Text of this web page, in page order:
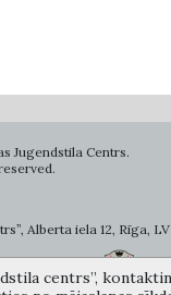
Jugendstila Centrs.
Alberta iela 12, Rīga,
centrs”,